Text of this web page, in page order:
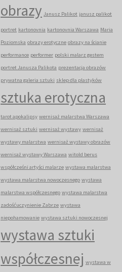
obrazy Janusz Palikot janusz palikot
portret kartonovnia kartonovnia Warszawa Maria
Poziomska obrazy erotyczne obrazy na ścianie
performance performer polski malarz gestem
portret Janusza Palikota prezentacja obrazów
prywatna galeria sztuki sklep dla plastyków
sztuka erotyczna
tarot apokalipsy wernisaż malarstwa Warszawa
wernisaż sztuki wernisaż wystawy wernisaż
wystawy malarstwa wernisaż wystawy obrazów
wernisaż wystawy Warszawa witold berus
współcześni artyści malarze wystawa malarstwa
wystawa malarstwa nowoczesnego wystawa
malarstwa współczesnego wystawa malarstwa
zadośćuczynienie Zabrze wystawa
niepohamowanie wystawa sztuki nowoczesnej
wystawa sztuki
współczesnej wystawa w